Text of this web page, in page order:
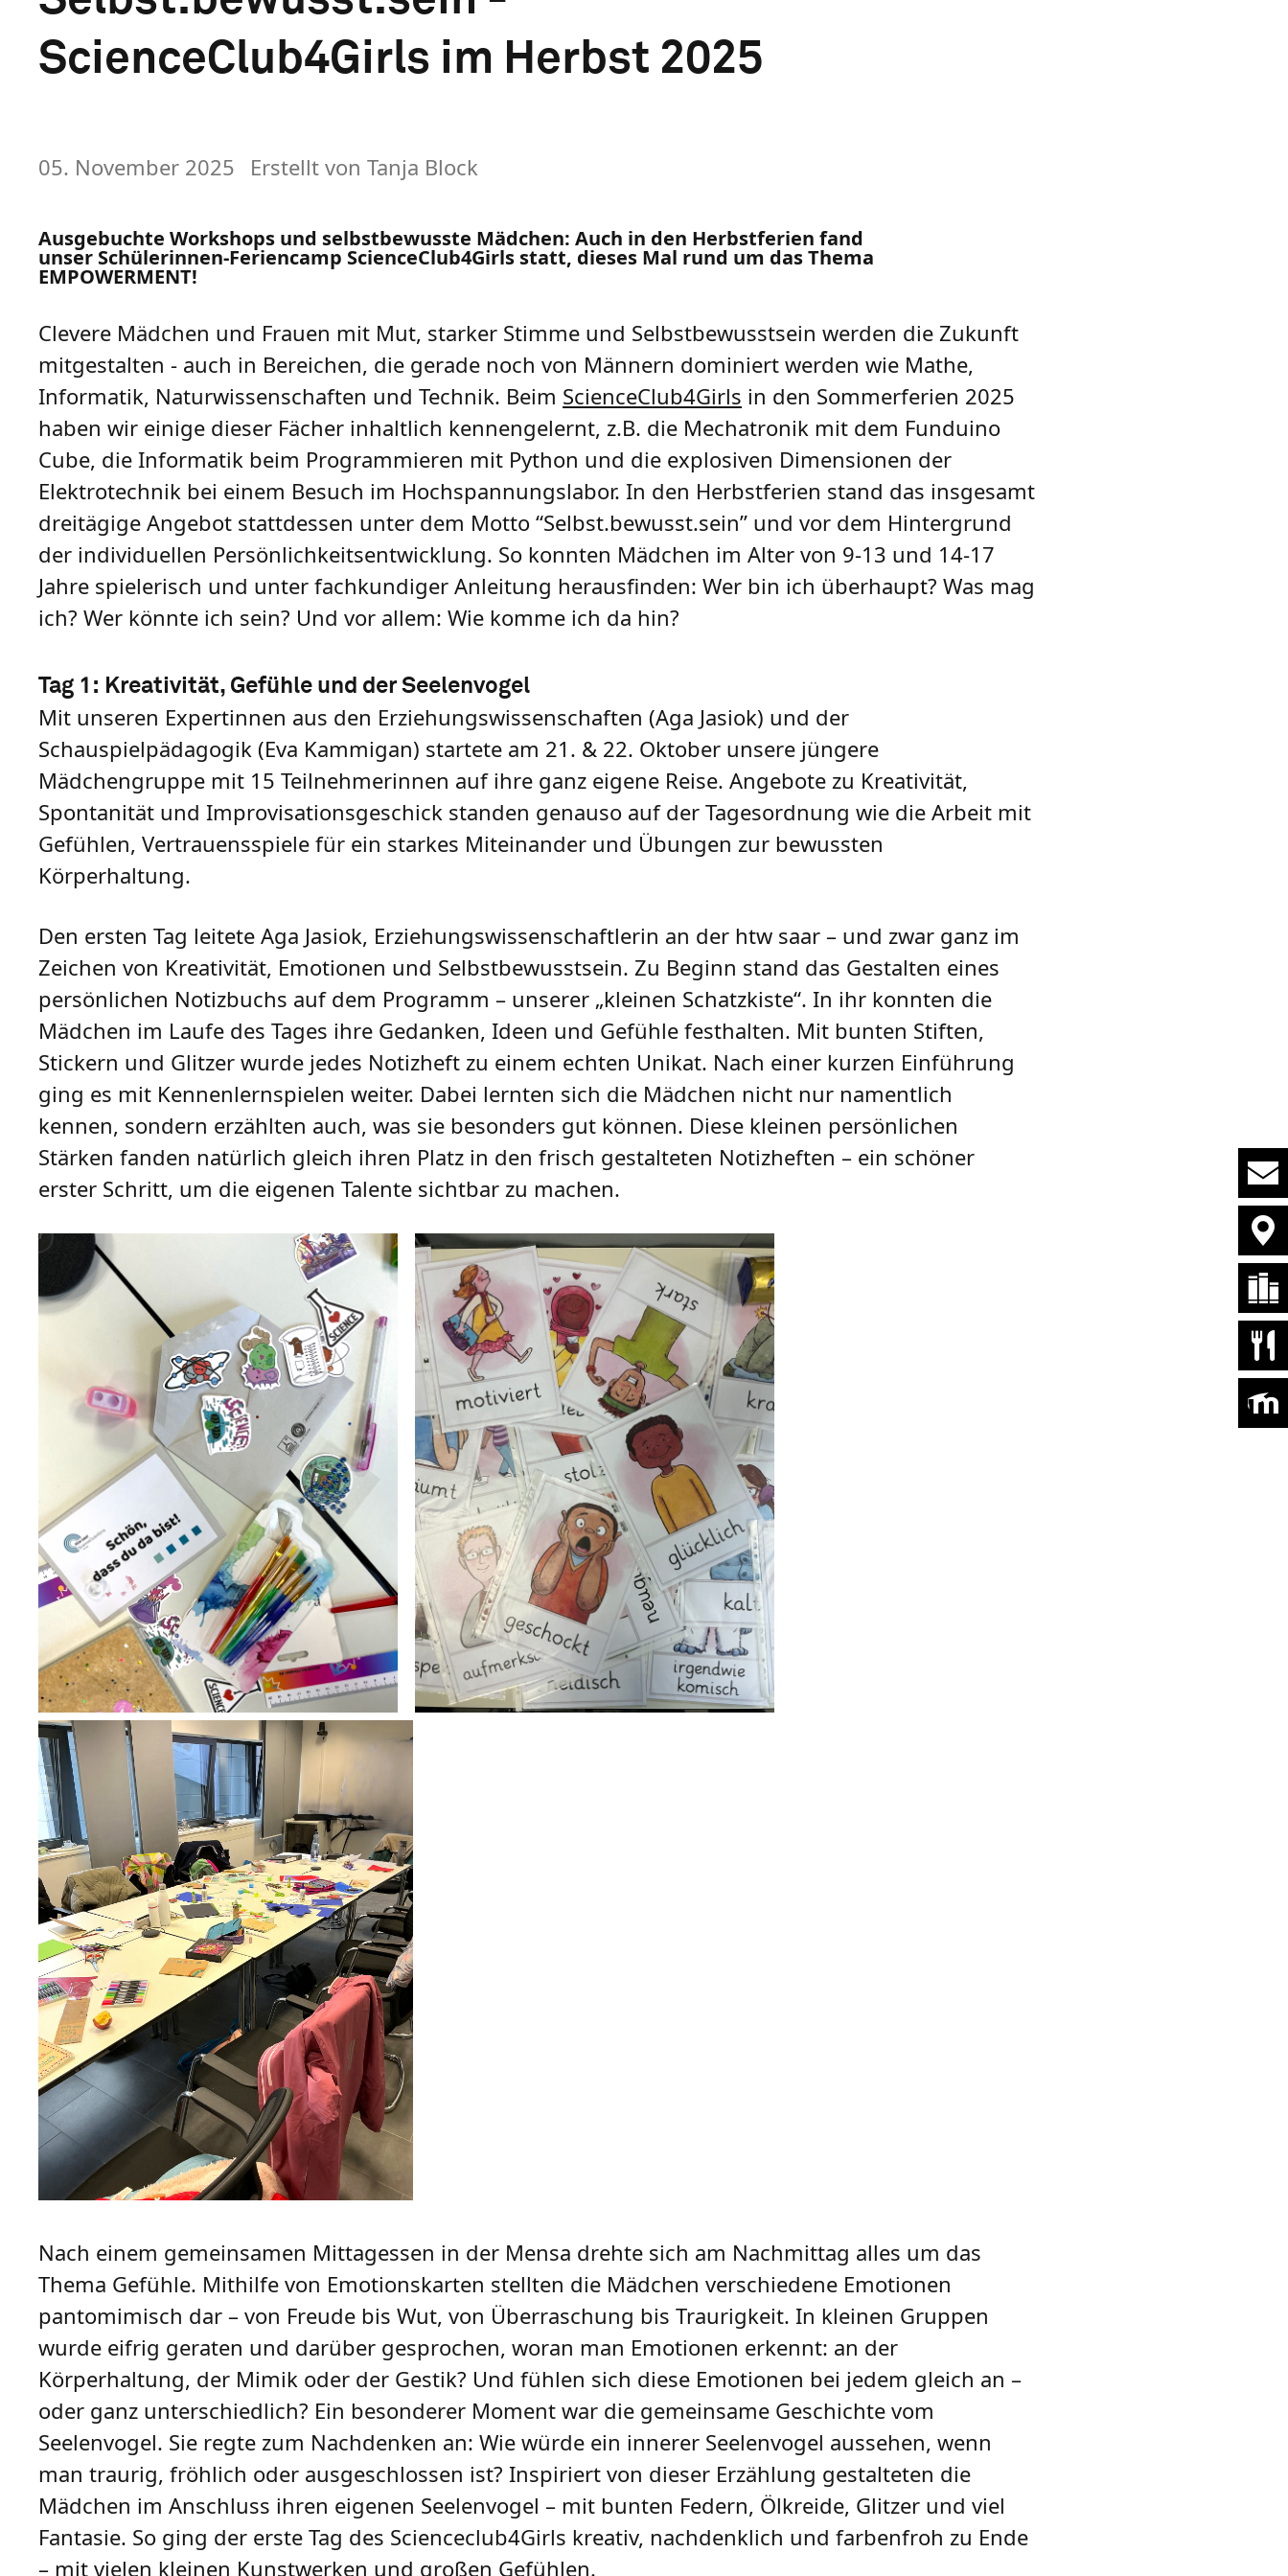
ScienceClub4Girls im Herbst 2025
05. November 2025 Erstellt von Tanja Block
Ausgebuchte Workshops und selbstbewusste Mädchen: Auch in den Herbstferien fand
unser Schülerinnen-Feriencamp ScienceClub4Girls statt, dieses Mal rund um das Thema
EMPOWERMENT!
Clevere Mädchen und Frauen mit Mut, starker Stimme und Selbstbewusstsein werden die Zukunft
mitgestalten - auch in Bereichen, die gerade noch von Männern dominiert werden wie Mathe,
Informatik, Naturwissenschaften und Technik. Beim ScienceClub4Girls in den Sommerferien 2025
haben wir einige dieser Fächer inhaltlich kennengelernt, z.B. die Mechatronik mit dem Funduino
Cube, die Informatik beim Programmieren mit Python und die explosiven Dimensionen der
Elektrotechnik bei einem Besuch im Hochspannungslabor. In den Herbstferien stand das insgesamt
dreitägige Angebot stattdessen unter dem Motto “Selbst.bewusst.sein” und vor dem Hintergrund
der individuellen Persönlichkeitsentwicklung. So konnten Mädchen im Alter von 9-13 und 14-17
Jahre spielerisch und unter fachkundiger Anleitung herausfinden: Wer bin ich überhaupt? Was mag
ich? Wer könnte ich sein? Und vor allem: Wie komme ich da hin?
Tag 1: Kreativität, Gefühle und der Seelenvogel
Mit unseren Expertinnen aus den Erziehungswissenschaften (Aga Jasiok) und der
Schauspielpädagogik (Eva Kammigan) startete am 21. & 22. Oktober unsere jüngere
Mädchengruppe mit 15 Teilnehmerinnen auf ihre ganz eigene Reise. Angebote zu Kreativität,
Spontanität und Improvisationsgeschick standen genauso auf der Tagesordnung wie die Arbeit mit
Gefühlen, Vertrauensspiele für ein starkes Miteinander und Übungen zur bewussten
Körperhaltung.
Den ersten Tag leitete Aga Jasiok, Erziehungswissenschaftlerin an der htw saar – und zwar ganz im
Zeichen von Kreativität, Emotionen und Selbstbewusstsein. Zu Beginn stand das Gestalten eines
persönlichen Notizbuchs auf dem Programm – unserer „kleinen Schatzkiste“. In ihr konnten die
Mädchen im Laufe des Tages ihre Gedanken, Ideen und Gefühle festhalten. Mit bunten Stiften,
Stickern und Glitzer wurde jedes Notizheft zu einem echten Unikat. Nach einer kurzen Einführung
ging es mit Kennenlernspielen weiter. Dabei lernten sich die Mädchen nicht nur namentlich
kennen, sondern erzählten auch, was sie besonders gut können. Diese kleinen persönlichen
Stärken fanden natürlich gleich ihren Platz in den frisch gestalteten Notizheften – ein schöner
erster Schritt, um die eigenen Talente sichtbar zu machen.
Nach einem gemeinsamen Mittagessen in der Mensa drehte sich am Nachmittag alles um das
Thema Gefühle. Mithilfe von Emotionskarten stellten die Mädchen verschiedene Emotionen
pantomimisch dar – von Freude bis Wut, von Überraschung bis Traurigkeit. In kleinen Gruppen
wurde eifrig geraten und darüber gesprochen, woran man Emotionen erkennt: an der
Körperhaltung, der Mimik oder der Gestik? Und fühlen sich diese Emotionen bei jedem gleich an –
oder ganz unterschiedlich? Ein besonderer Moment war die gemeinsame Geschichte vom
Seelenvogel. Sie regte zum Nachdenken an: Wie würde ein innerer Seelenvogel aussehen, wenn
man traurig, fröhlich oder ausgeschlossen ist? Inspiriert von dieser Erzählung gestalteten die
Mädchen im Anschluss ihren eigenen Seelenvogel – mit bunten Federn, Ölkreide, Glitzer und viel
Fantasie. So ging der erste Tag des Scienceclub4Girls kreativ, nachdenklich und farbenfroh zu Ende
– mit vielen kleinen Kunstwerken und großen Gefühlen.